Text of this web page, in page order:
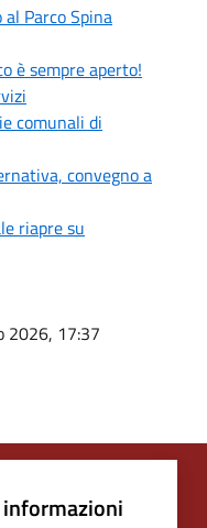
Parco Spina
è sempre aperto!
comunali di
convegno a
riapre su
2026, 17:37
informazioni